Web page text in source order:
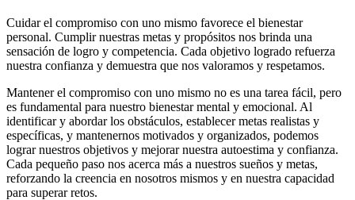
Cuidar el compromiso con uno mismo favorece el bienestar
personal. Cumplir nuestras metas y propósitos nos brinda una
sensación de logro y competencia. Cada objetivo logrado refuerza
nuestra confianza y demuestra que nos valoramos y respetamos.
Mantener el compromiso con uno mismo no es una tarea fácil, pero
es fundamental para nuestro bienestar mental y emocional. Al
identificar y abordar los obstáculos, establecer metas realistas y
específicas, y mantenernos motivados y organizados, podemos
lograr nuestros objetivos y mejorar nuestra autoestima y confianza.
Cada pequeño paso nos acerca más a nuestros sueños y metas,
reforzando la creencia en nosotros mismos y en nuestra capacidad
para superar retos.